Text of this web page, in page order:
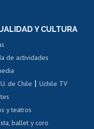
de movilidad interna
de renta
de renta
de correo uchile
laboral, sexual y violencia
Y CULTURA
de actividades
de Chile |Uchile TV
y teatros
ballet y coro